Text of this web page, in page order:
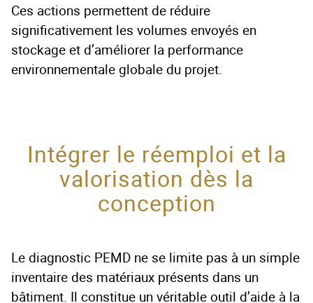
Ces actions permettent de réduire
significativement les volumes envoyés en
stockage et d’améliorer la performance
environnementale globale du projet.
Intégrer le réemploi et la
valorisation dès la
conception
Le diagnostic PEMD ne se limite pas à un simple
inventaire des matériaux présents dans un
bâtiment. Il constitue un véritable outil d’aide à la